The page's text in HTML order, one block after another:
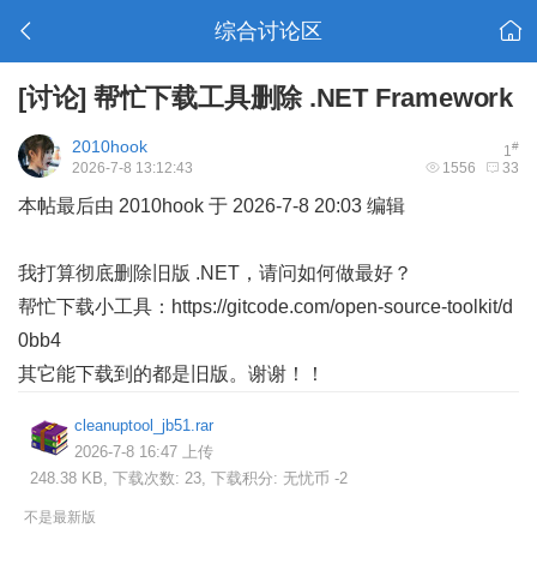
综合讨论区
[讨论] 帮忙下载工具删除 .NET Framework
1#
2010hook
1556 33
2026-7-8 13:12:43
本帖最后由 2010hook 于 2026-7-8 20:03 编辑
我打算彻底删除旧版 .NET，请问如何做最好？
帮忙下载小工具： https://gitcode.com/open-source-toolkit/d
0bb4
其它能下载到的都是旧版。谢谢！！
cleanuptool_jb51.rar
2026-7-8 16:47 上传
248.38 KB, 下载次数: 23, 下载积分: 无忧币 -2
不是最新版